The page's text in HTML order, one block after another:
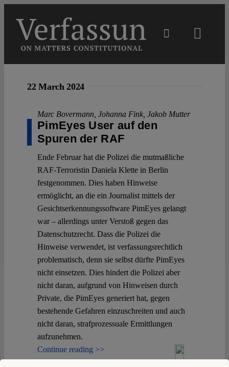
content
Main
Projects
Open Access
Authors
Spotlight
22 March 2024
Marc Bovermann Johanna Fink Jakob Mutter
PimEyes User auf den
Spuren der RAF
Ende Februar hat die Polizei die mutmaßliche
RAF-Terroristin Daniela Klette in Berlin
festgenommen. Dies haben Hinweise
ermöglicht, an die ein Journalist mittels der
Gesichtserkennungssoftware PimEyes gelangt
war – allerdings unter Verstoß gegen das
Datenschutzrecht. Dass die Polizei die
Hinweise verwendet, ist verfassungsrechtlich
problematisch, denn sie selbst dürfte PimEyes
nicht einsetzen. Dies hindert die Polizei aber
nicht daran, aufgrund von Hinweisen durch
Private, die PimEyes generiert hat, gegen
bestehende Gefahren einzuschreiten und auch
nicht daran, strafprozessuale Ermittlungen
aufzunehmen.
Continue reading >>